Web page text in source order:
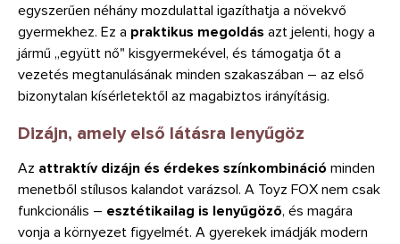
egyszerűen néhány mozdulattal igazíthatja a növekvő
gyermekhez. Ez a praktikus megoldás azt jelenti, hogy a
jármű „együtt nő" kisgyermekével, és támogatja őt a
vezetés megtanulásának minden szakaszában – az első
bizonytalan kísérletektől az magabiztos irányításig.
Dizájn, amely első látásra lenyűgöz
Az attraktív dizájn és érdekes színkombináció minden
menetből stílusos kalandot varázsol. A Toyz FOX nem csak
funkcionális – esztétikailag is lenyűgöző, és magára
vonja a környezet figyelmét. A gyerekek imádják modern